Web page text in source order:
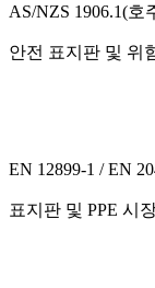
AS/NZS 1906.1(호
안전 표지판 및 위
EN 12899-1 / EN
표지판 및 PPE 시